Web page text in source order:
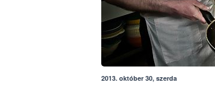
2013. október 30, szerda